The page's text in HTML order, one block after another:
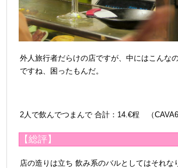
外人旅行者だらけの店ですが、中にはこんな
ですね、困ったもんだ。
2人で飲んでつまんで 合計：14.€程 （CAVA6
【総評】
店の造りは立ち 飲み系のバルとしてはそれな